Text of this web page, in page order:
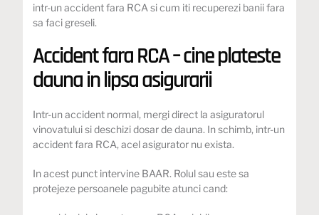
intr-un accident fara RCA si cum iti recuperezi banii fara
sa faci greseli.
Accident fara RCA – cine plateste
dauna in lipsa asigurarii
Intr-un accident normal, mergi direct la asiguratorul
vinovatului si deschizi dosar de dauna. In schimb, intr-un
accident fara RCA, acel asigurator nu exista.
In acest punct intervine BAAR. Rolul sau este sa
protejeze persoanele pagubite atunci cand: